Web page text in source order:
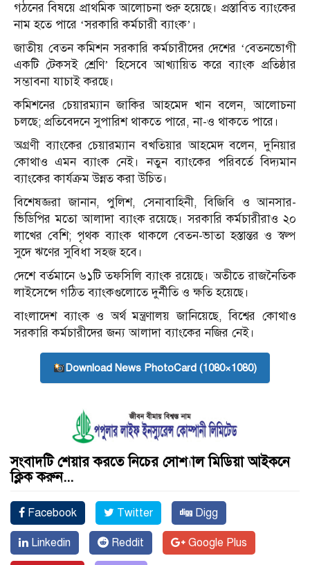
গঠনের বিষয়ে প্রাথমিক আলোচনা শুরু হয়েছে। প্রস্তাবিত ব্যাংকের
নাম হতে পারে ‘সরকারি কর্মচারী ব্যাংক’।
জাতীয় বেতন কমিশন সরকারি কর্মচারীদের দেশের ‘বেতনভোগী
একটি টেকসই শ্রেণি’ হিসেবে আখ্যায়িত করে ব্যাংক প্রতিষ্ঠার
সম্ভাবনা যাচাই করছে।
কমিশনের চেয়ারম্যান জাকির আহমেদ খান বলেন, আলোচনা
চলছে; প্রতিবেদনে সুপারিশ থাকতে পারে, না-ও থাকতে পারে।
অগ্রণী ব্যাংকের চেয়ারম্যান বখতিয়ার আহমেদ বলেন, দুনিয়ার
কোথাও এমন ব্যাংক নেই। নতুন ব্যাংকের পরিবর্তে বিদ্যমান
ব্যাংকের কার্যক্রম উন্নত করা উচিত।
বিশেষজ্ঞরা জানান, পুলিশ, সেনাবাহিনী, বিজিবি ও আনসার-
ভিডিপির মতো আলাদা ব্যাংক রয়েছে। সরকারি কর্মচারীরাও ২০
লাখের বেশি; পৃথক ব্যাংক থাকলে বেতন-ভাতা হস্তান্তর ও স্বল্প
সুদে ঋণের সুবিধা সহজ হবে।
দেশে বর্তমানে ৬১টি তফসিলি ব্যাংক রয়েছে। অতীতে রাজনৈতিক
লাইসেন্সে গঠিত ব্যাংকগুলোতে দুর্নীতি ও ক্ষতি হয়েছে।
বাংলাদেশ ব্যাংক ও অর্থ মন্ত্রণালয় জানিয়েছে, বিশ্বের কোথাও
সরকারি কর্মচারীদের জন্য আলাদা ব্যাংকের নজির নেই।
Download News PhotoCard (1080×1080)
সংবাদটি শেয়ার করতে নিচের সোশ্যাল মিডিয়া আইকনে
ক্লিক করুন...
Facebook Twitter Digg
Linkedin Reddit Google Plus